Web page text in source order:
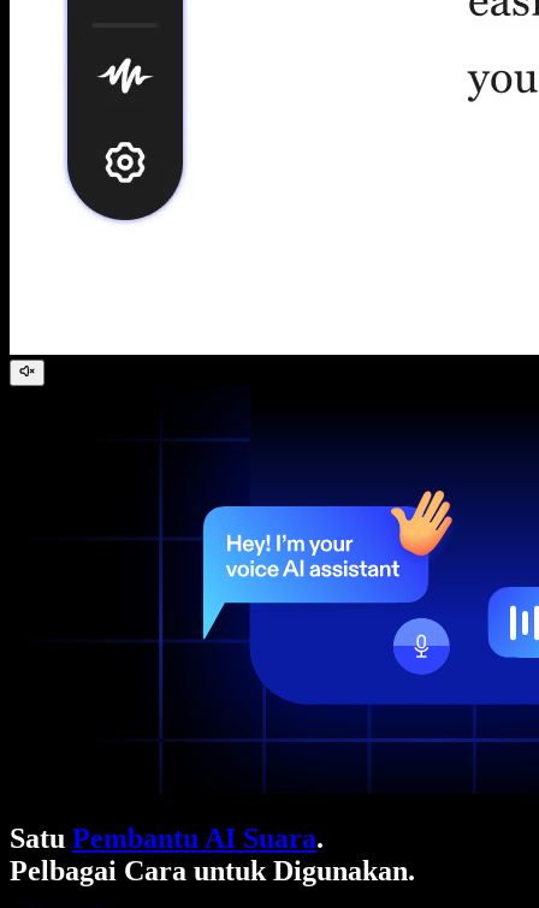
Satu Pembantu AI Suara.
Pelbagai Cara untuk Digunakan.